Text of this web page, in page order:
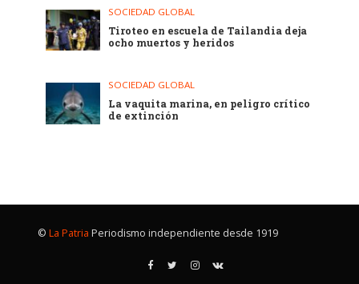
SOCIEDAD GLOBAL
Tiroteo en escuela de Tailandia deja
ocho muertos y heridos
SOCIEDAD GLOBAL
La vaquita marina, en peligro crítico
de extinción
© La Patria Periodismo independiente desde 1919